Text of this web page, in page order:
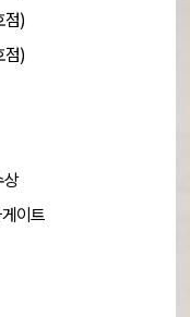
점)
점)
상
이트